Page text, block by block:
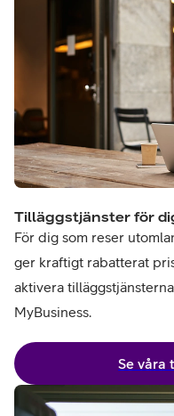
Tilläggstjänster för
För dig som reser
ger kraftigt rabatterat
aktivera
MyBusiness.
Se våra